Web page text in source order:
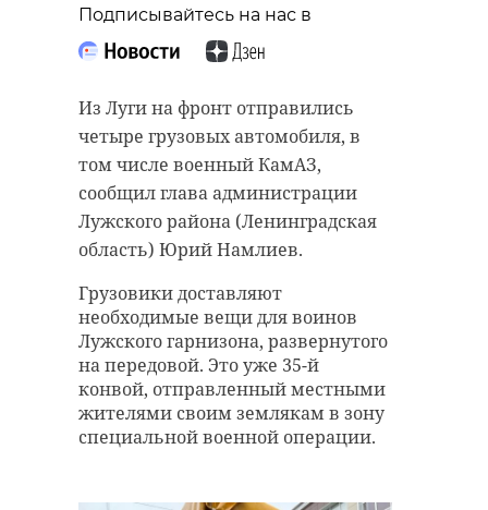
Подписывайтесь на нас в
Из Луги на фронт отправились
четыре грузовых автомобиля, в
том числе военный КамАЗ,
сообщил глава администрации
Лужского района (Ленинградская
область) Юрий Намлиев.
Грузовики доставляют
необходимые вещи для воинов
Лужского гарнизона, развернутого
на передовой. Это уже 35-й
конвой, отправленный местными
жителями своим землякам в зону
специальной военной операции.